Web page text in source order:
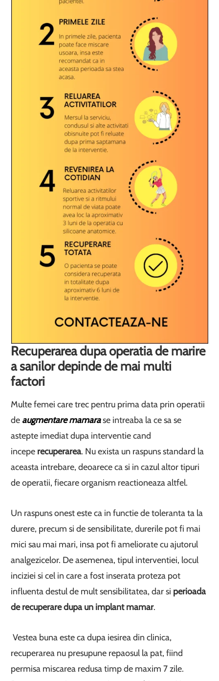
Recuperarea dupa operatia de marire
a sanilor depinde de mai multi
factori
Multe femei care trec pentru prima data prin operatii
de augmentare mamarase intreaba la ce sa se
astepte imediat dupa interventie cand
incepe recuperarea. Nu exista un raspuns standard la
aceasta intrebare, deoarece ca si in cazul altor tipuri
de operatii, fiecare organism reactioneaza altfel.
Un raspuns onest este ca in functie de toleranta ta la
durere, precum si de sensibilitate, durerile pot fi mai
mici sau mai mari, insa pot fi ameliorate cu ajutorul
analgezicelor. De asemenea, tipul interventiei, locul
inciziei si cel in care a fost inserata proteza pot
influenta destul de mult sensibilitatea, dar si perioada
de recuperare dupa un implant mamar.
Vestea buna este ca dupa iesirea din clinica,
recuperarea nu presupune repaosul la pat, fiind
permisa miscarea redusa timp de maxim 7 zile.